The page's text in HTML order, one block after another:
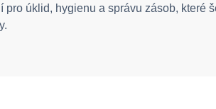
pro úklid, hygienu a správu zásob, které